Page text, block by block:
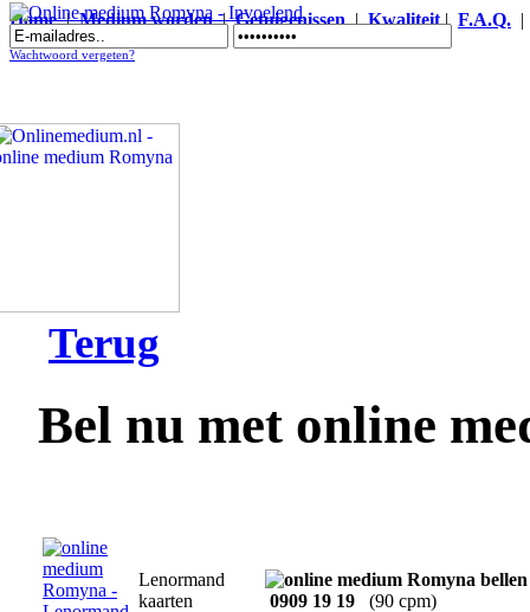
Home|Medium worden|Getuigenissen|Kwaliteit| F.A.Q.
Online medium Romyna - Invoelend
Wachtwoord vergeten?
Terug
Bel nu met online
Lenormand
kaarten
0909 19 19 (90 cpm)